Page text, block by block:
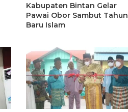
Kabupaten Bintan Gelar
Pawai Obor Sambut Tahun
Baru Islam